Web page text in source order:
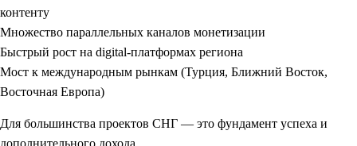
контенту
Множество параллельных каналов монетизации
Быстрый рост на digital-платформах региона
Мост к международным рынкам (Турция, Ближний Восток,
Восточная Европа)
Для большинства проектов СНГ — это фундамент успеха и
дополнительного дохода.